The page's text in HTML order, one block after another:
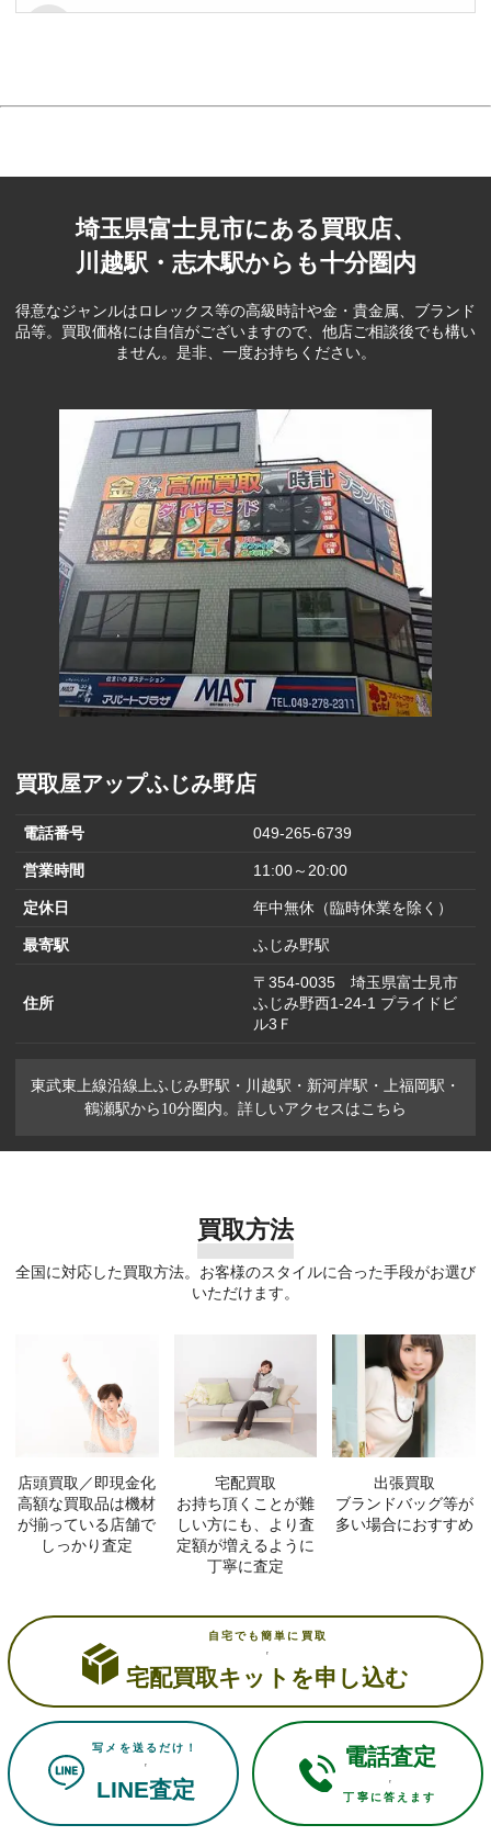
ハウス）(1,000
ベリテ(5,000
コーポレー
ション(500円)
390円
ブック･オフ
フェスタリア
(1000円)
ヒラキ(2000円)
ファーマライ
ズホールディ
ングス(500円)
ヒマラヤ(1,000
円)
570円
バロックジャ
パンリミテッ
ド(2,000円)
680円
埼玉県富士見市にある買取店、
川越駅・志木駅からも十分圏内
得意なジャンルはロレックス等の高級時計や金・貴金属、ブランド
品等。 買取価格には自信がございますので、他店ご相談後でも構い
ません。是非、一度お持ちください。
買取屋アップふじみ野店
電話番号 049-265-6739
営業時間 11:00～20:00
定休日 年中無休（臨時休業を除く）
最寄駅 ふじみ野駅
住所
〒354-0035 埼玉県富士見市
ふじみ野西1-24-1 プライドビ
ル3Ｆ
東武東上線沿線上ふじみ野駅・川越駅・新河岸駅・上福岡駅・
鶴瀬駅から10分圏内。詳しいアクセスはこちら
買取方法
全国に対応した買取方法。お客様のスタイルに合った手段がお選び
いただけます。
店頭買取／即現金化
高額な買取品は機材
が揃っている店舗で
しっかり査定
宅配買取
お持ち頂くことが難
しい方にも、より査
定額が増えるように
丁寧に査定
出張買取
ブランドバッグ等が
多い場合におすすめ
自宅でも簡単に買取
宅配買取キットを申し込む
写メを送るだけ！
LINE査定
電話査定
丁寧に答えます